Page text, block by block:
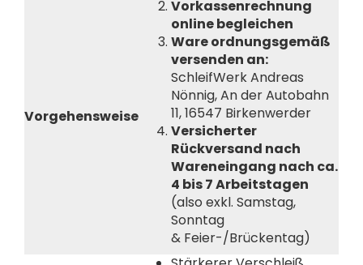
Vorgehensweise
Vorkassenrechnung
online begleichen
Ware ordnungsgemäß
versenden an:
SchleifWerk Andreas
Nönnig, An der Autobahn
11, 16547 Birkenwerder
Versicherter
Rückversand nach
Wareneingang nach ca.
4 bis 7 Arbeitstagen
(also exkl. Samstag,
Sonntag
& Feier-/Brückentag)